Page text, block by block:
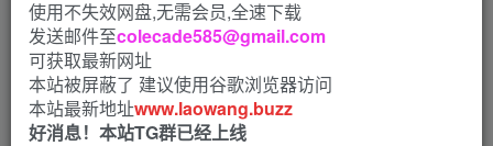
使用不失效网盘,无需会员,全速下载
发送邮件至colecade585@gmail.com
可获取最新网址
本站被屏蔽了 建议使用谷歌浏览器访问
本站最新地址www.laowang.buzz
好消息！本站TG群已经上线